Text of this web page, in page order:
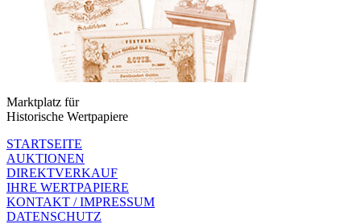
Marktplatz für
Historische Wertpapiere
STARTSEITE
AUKTIONEN
DIREKTVERKAUF
IHRE WERTPAPIERE
KONTAKT / IMPRESSUM
DATENSCHUTZ